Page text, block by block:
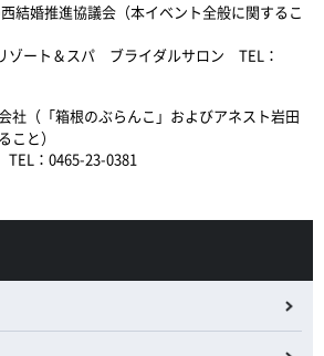
結婚推進協議会（本イベント全般に関するこ
ゾート＆スパ ブライダルサロン TEL：
社（「箱根のぶらんこ」およびアネスト岩田
こと）
：0465-23-0381